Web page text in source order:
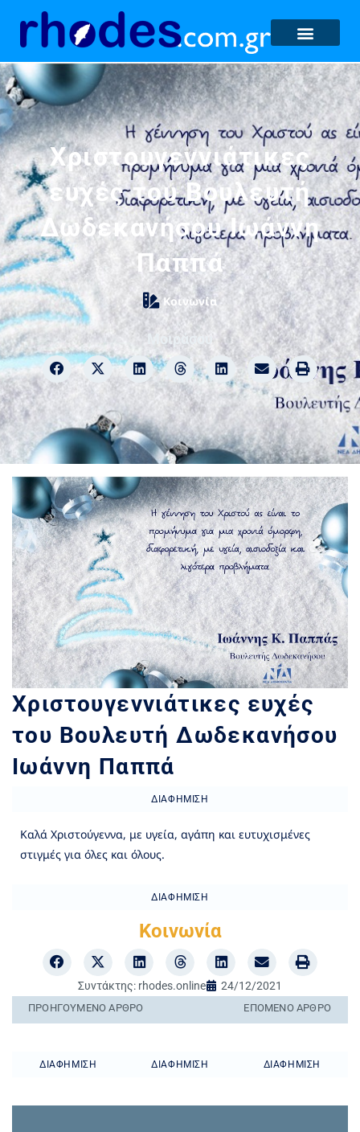
Χριστουγεννιάτικες
ευχές του Βουλευτή
Δωδεκανήσου Ιωάννη
Παππά
Κοινωνία
Μοιράσου
Χριστουγεννιάτικες ευχές
του Βουλευτή Δωδεκανήσου
Ιωάννη Παππά
ΔΙΑΦΉΜΙΣΗ
Καλά Χριστούγεννα, με υγεία, αγάπη και ευτυχισμένες
στιγμές για όλες και όλους.
ΔΙΑΦΉΜΙΣΗ
Κοινωνία
Συντάκτης: rhodes.online 24/12/2021
ΠΡΟΗΓΟΎΜΕΝO ΆΡΘΡΟ ΕΠΌΜΕΝΟ ΆΡΘΡΟ
ΔΙΑΦΉΜΙΣΗ ΔΙΑΦΉΜΙΣΗ ΔΙΑΦΉΜΙΣΗ